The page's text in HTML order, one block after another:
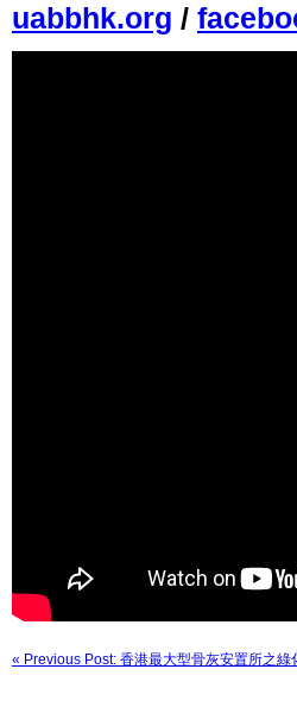
uabbhk.org /
« Previous Post: 香港最大型骨灰安置所之綠